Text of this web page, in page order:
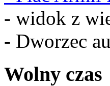
- widok z
- Dworzec
Wolny czas